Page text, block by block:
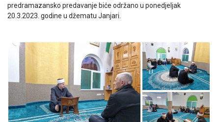
predramazansko predavanje biće održano u ponedjeljak
20.3.2023. godine u džematu Janjari.